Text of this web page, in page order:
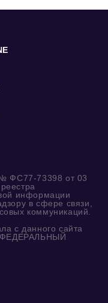
ФС77-73398 от 03
информации
в сфере связи,
коммуникаций.
с данного сайта